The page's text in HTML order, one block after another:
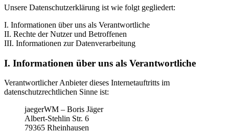
Unsere Datenschutzerklärung ist wie folgt gegliedert:
I. Informationen über uns als Verantwortliche
II. Rechte der Nutzer und Betroffenen
III. Informationen zur Datenverarbeitung
I. Informationen über uns als Verantwortliche
Verantwortlicher Anbieter dieses Internetauftritts im
datenschutzrechtlichen Sinne ist:
jaegerWM – Boris Jäger
Albert-Stehlin Str. 6
79365 Rheinhausen